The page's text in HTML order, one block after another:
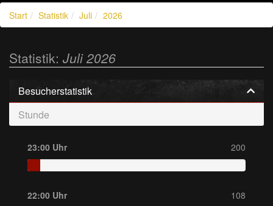
Start Statistik Juli 2026
Statistik: Juli 2026
Besucherstatistik
Stunde
23:00 Uhr 200
22:00 Uhr 108